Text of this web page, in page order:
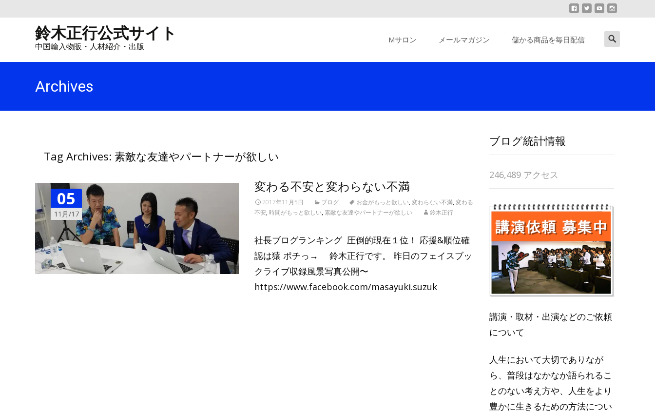
鈴木正行公式サイト
中国輸入物販・人材紹介・出版
Mサロン メールマガジン 儲かる商品を毎日配信
Search
Archives
Tag Archives: 素敵な友達やパートナーが欲しい
05
11月/17
変わる不安と変わらない不満
2017年11月5日 ブログ お金がもっと欲しい,変わらない不満,変わる
不安,時間がもっと欲しい,素敵な友達やパートナーが欲しい 鈴木正行
社長ブログランキング 圧倒的現在１位！ 応援&順位確
認は猿 ポチっ→ 鈴木正行です。 昨日のフェイスブッ
クライブ収録風景写真公開〜
https://www.facebook.com/masayuki.suzuk
ブログ統計情報
246,489 アクセス
講演・取材・出演などのご依頼
について
人生において大切でありなが
ら、普段はなかなか語られるこ
とのない考え方や、人生をより
豊かに生きるための方法につい